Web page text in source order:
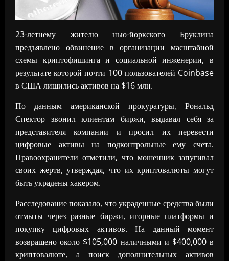
23-летнему жителю нью-йоркского Бруклина
предъявлено обвинение в организации масштабной
схемы криптофишинга и социальной инженерии, в
результате которой почти 100 пользователей Coinbase
в США лишились активов на $16 млн.
По данным американской прокуратуры, Рональд
Спектор звонил клиентам биржи, выдавал себя за
представителя компании и просил их перевести
цифровые активы на подконтрольные ему счета.
Правоохранители отметили, что мошенник запугивал
своих жертв, утверждая, что их криптовалюты могут
быть украдены хакером.
Расследование показало, что украденные средства были
отмыты через разные биржи, игорные платформы и
покупку цифровых активов. На данный момент
возвращено около $105,000 наличными и $400,000 в
криптовалюте, а поиск дополнительных активов